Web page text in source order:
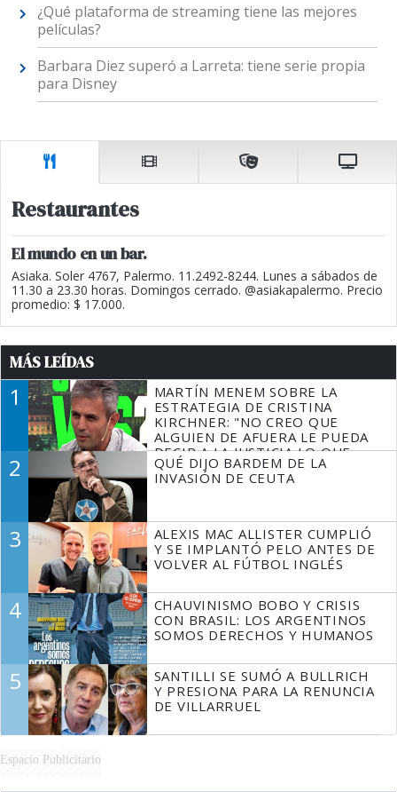
¿Qué plataforma de streaming tiene las mejores
películas?
Barbara Diez superó a Larreta: tiene serie propia
para Disney
Restaurantes
El mundo en un bar.
Asiaka. Soler 4767, Palermo. 11.2492-8244. Lunes a sábados de
11.30 a 23.30 horas. Domingos cerrado. @asiakapalermo. Precio
promedio: $ 17.000.
MÁS LEÍDAS
1
MARTÍN MENEM SOBRE LA
ESTRATEGIA DE CRISTINA
KIRCHNER: "NO CREO QUE
ALGUIEN DE AFUERA LE PUEDA
DECIR A LA JUSTICIA LO QUE
TIENE QUE HACER"
2
QUÉ DIJO BARDEM DE LA
INVASIÓN DE CEUTA
3
ALEXIS MAC ALLISTER CUMPLIÓ
Y SE IMPLANTÓ PELO ANTES DE
VOLVER AL FÚTBOL INGLÉS
4
CHAUVINISMO BOBO Y CRISIS
CON BRASIL: LOS ARGENTINOS
SOMOS DERECHOS Y HUMANOS
5
SANTILLI SE SUMÓ A BULLRICH
Y PRESIONA PARA LA RENUNCIA
DE VILLARRUEL
Espacio Publicitario